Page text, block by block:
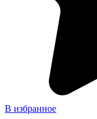
В избранное